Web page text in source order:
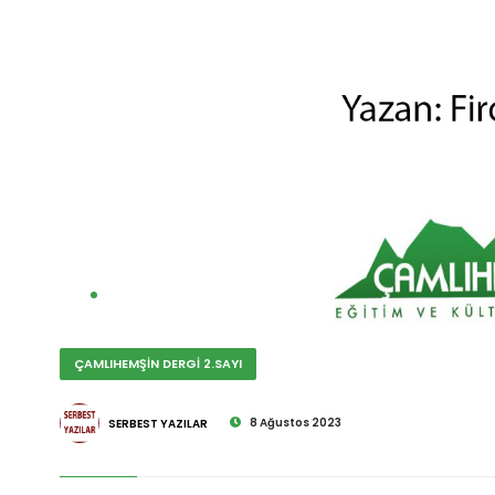
ÇAMLIHEMŞİN DERGİ 2.SAYI
SERBEST YAZILAR 8 Ağustos 2023